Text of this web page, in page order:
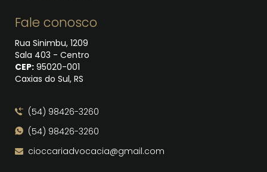
Fale conosco
Rua Sinimbu, 1209
Sala 403 - Centro
CEP: 95020​-001
Caxias do Sul, RS
(54) 98426-3260
(54) 98426-3260
cioccariadvocacia@gmail.com